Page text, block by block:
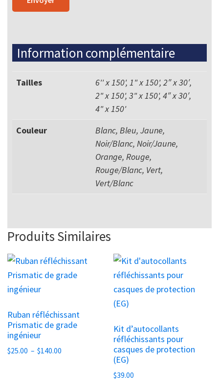
Information complémentaire
Tailles
6'' x 150', 1" x 150', 2″ x 30′,
2" x 150', 3" x 150', 4″ x 30′,
4" x 150'
Couleur
Blanc, Bleu, Jaune,
Noir/Blanc, Noir/Jaune,
Orange, Rouge,
Rouge/Blanc, Vert,
Vert/Blanc
Produits Similaires
Ruban réfléchissant
Prismatic de grade
ingénieur
$25.00 – $140.00
Ce
produit
a
variations.
Les
options
Kit d’autocollants
réfléchissants pour
casques de protection
(EG)
$39.00
Ce
produit
a
plusieurs
Les
options
peuvent
être